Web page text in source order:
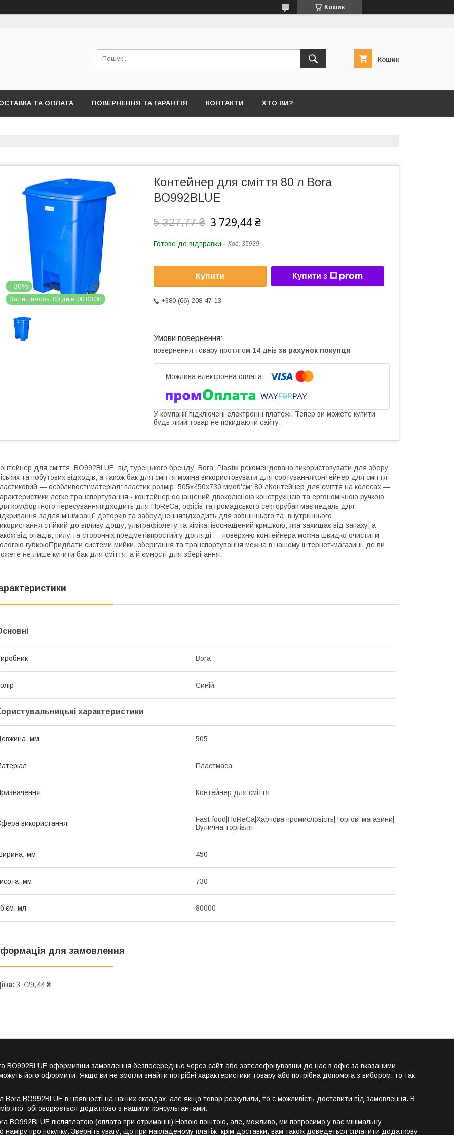
Кошик
Кошик
ТА ОПЛАТА ПОВЕРНЕННЯ ТА ГАРАНТІЯ КОНТАКТИ ХТО ВИ?
–30%
Залишилось 00 днів 00 00 00
Контейнер для сміття 80 л Bora
BO992BLUE
5 327,77 ₴ 3 729,44 ₴
Готово до відправки Код: 35939
Купити Купити з
+380 (66) 208-47-13
повернення товару протягом 14 днів за рахунок покупця
У компанії підключені електронні платежі. Тепер ви можете купити
будь-який товар не покидаючи сайту.
для сміття BO992BLUE від турецького бренду Bora Plastik рекомендовано використовувати для збору
та побутових відходів, а також бак для сміття можна використовувати для сортуванняКонтейнер для сміття
— особливості:матеріал: пластик розмір: 505х450х730 ммоб’єм: 80 лКонтейнер для сміття на колесах —
транспортування - контейнер оснащений двоколісною конструкцією та ергономічною ручкою
комфортного пересуванняпідходить для HoReCa, офісів та громадського секторубак має педаль для
задля мінімізації доторків та забрудненняпідходить для зовнішнього та внутрішнього
стійкий до впливу дощу, ультрафіолету та хімікатівоснащений кришкою, яка захищає від запаху, а
від опадів, пилу та сторонніх предметівпростий у догляді — поверхню контейнера можна швидко очистити
губкоюПридбати системи мийки, зберігання та транспортування можна в нашому інтернет-магазині, де ви
не лише купити бак для сміття, а й ємності для зберігання.
Bora
Синій
характеристики
мм 505
Пластмаса
Контейнер для сміття
використання
Fast-food|HoReCa|Харчова промисловість|Торгові магазини|
Вулична торгівля
мм 450
мм 730
мл 80000
для замовлення
3 729,44 ₴
BO992BLUE оформивши замовлення безпосередньо через сайт або зателефонувавши до нас в офіс за вказаними
його оформити. Якщо ви не змогли знайти потрібні характеристики товару або потрібна допомога з вибором, то так
BO992BLUE в наявності на наших складах, але якщо товар розкупили, то є можливість доставити під замовлення. В
якої обговорюється додатково з нашими консультантами.
BO992BLUE післяплатою (оплата при отриманні) Новою поштою, але, можливо, ми попросимо у вас мінімальну
про покупку. Зверніть увагу, що при накладеному платіж, крім доставки, вам також доведеться сплатити додаткову